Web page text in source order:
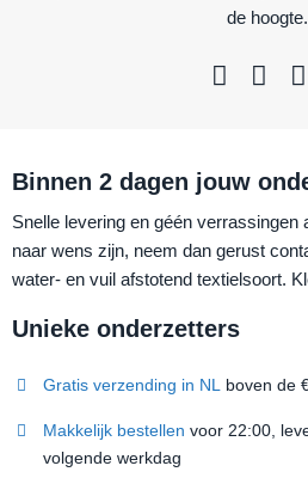
de hoogte.
Binnen 2 dagen jouw
Snelle levering en géén verrassingen
naar wens zijn, neem dan gerust
water- en vuil afstotend textielsoort.
Unieke onderzetters
Gratis verzending in NL boven de
Makkelijk bestellen voor 22:00,
volgende werkdag